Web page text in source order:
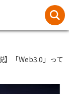
「Web3.0」って